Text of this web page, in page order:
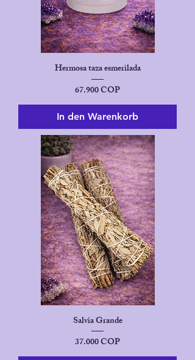
Hermosa taza esmerilada
Preis
67.900 COP
In den Warenkorb
Salvia Grande
Preis
37.000 COP